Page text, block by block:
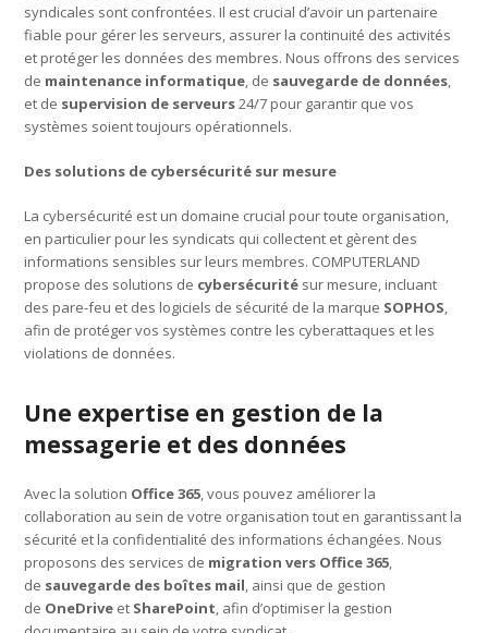
syndicales sont confrontées. Il est crucial d’avoir un partenaire
fiable pour gérer les serveurs, assurer la continuité des activités
et protéger les données des membres. Nous offrons des services
de maintenance informatique, de sauvegarde de données,
et de supervision de serveurs24/7 pour garantir que vos
systèmes soient toujours opérationnels.
Des solutions de cybersécurité sur mesure
La cybersécurité est un domaine crucial pour toute organisation,
en particulier pour les syndicats qui collectent et gèrent des
informations sensibles sur leurs membres. COMPUTERLAND
propose des solutions de cybersécurité sur mesure, incluant
des pare-feu et des logiciels de sécurité de la marque SOPHOS,
afin de protéger vos systèmes contre les cyberattaques et les
violations de données.
Une expertise en gestion de la
messagerie et des données
Avec la solution Office 365, vous pouvez améliorer la
collaboration au sein de votre organisation tout en garantissant la
sécurité et la confidentialité des informations échangées. Nous
proposons des services de migration vers Office 365,
de sauvegarde des boîtes mail, ainsi que de gestion
de OneDrive et SharePoint, afin d’optimiser la gestion